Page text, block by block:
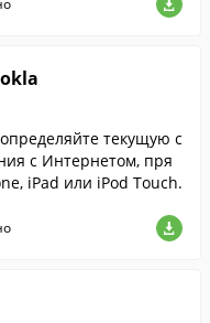
текущую с
с Интернетом, пря
iPad или iPod Touch.